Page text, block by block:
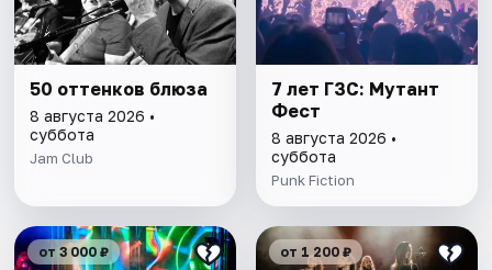
50 оттенков блюза
8 августа 2026 •
суббота
Jam Club
7 лет ГЗС: Мутант
Фест
8 августа 2026 •
суббота
Punk Fiction
от 3 000 ₽ от 1 200 ₽